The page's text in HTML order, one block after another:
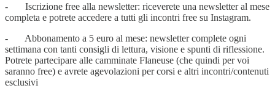
- Iscrizione free alla newsletter: riceverete una newsletter al mese
completa e potrete accedere a tutti gli incontri free su Instagram.
- Abbonamento a 5 euro al mese: newsletter complete ogni
settimana con tanti consigli di lettura, visione e spunti di riflessione.
Potrete partecipare alle camminate Flaneuse (che quindi per voi
saranno free) e avrete agevolazioni per corsi e altri incontri/contenuti
esclusivi